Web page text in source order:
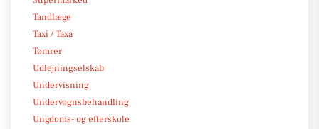
Tandlæge
Taxi / Taxa
Tømrer
Udlejningselskab
Undervisning
Undervognsbehandling
Ungdoms- og efterskole